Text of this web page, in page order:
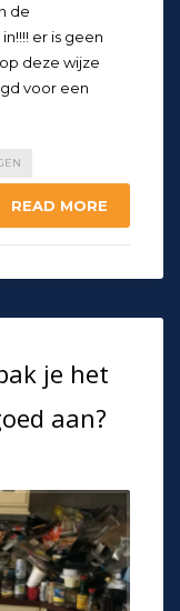
de
er is geen
deze wijze
voor een
READ MORE
je het
aan?